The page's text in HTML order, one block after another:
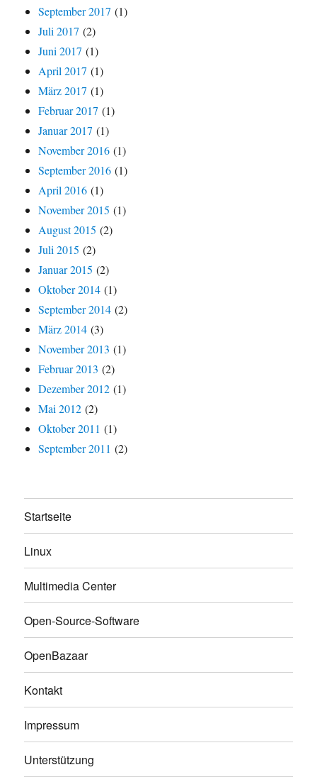
September 2017 (1)
Juli 2017 (2)
Juni 2017 (1)
April 2017 (1)
März 2017 (1)
Februar 2017 (1)
Januar 2017 (1)
November 2016 (1)
September 2016 (1)
April 2016 (1)
November 2015 (1)
August 2015 (2)
Juli 2015 (2)
Januar 2015 (2)
Oktober 2014 (1)
September 2014 (2)
März 2014 (3)
November 2013 (1)
Februar 2013 (2)
Dezember 2012 (1)
Mai 2012 (2)
Oktober 2011 (1)
September 2011 (2)
Startseite
Linux
Multimedia Center
Open-Source-Software
OpenBazaar
Kontakt
Impressum
Unterstützung